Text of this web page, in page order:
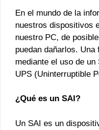
En el mundo de la
nuestros dispositivos
nuestro PC, de
puedan dañarlos.
mediante el uso de
UPS (Uninterruptible
¿Qué es un SAI?
Un SAI es un